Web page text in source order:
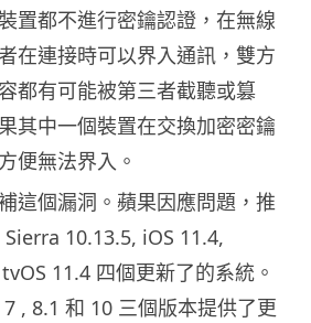
置都不進行密鑰認證，在無線
在連接時可以界入通訊，雙方
都有可能被第三者截聽或篡
其中一個裝置在交換加密密鑰
便無法界入。
這個漏洞。蘋果因應問題，推
10.13.5, iOS 11.4,
11.4 四個更新了的系統。
, 8.1 和 10 三個版本提供了更